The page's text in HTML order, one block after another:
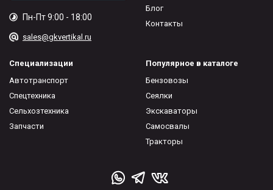
Пн-Пт 9:00 - 18:00
sales@gkvertikal.ru
Блог
Контакты
Специализации
Автотранспорт
Спецтехника
Сельхозтехника
Запчасти
Популярное в каталоге
Бензовозы
Сеялки
Экскаваторы
Самосвалы
Тракторы